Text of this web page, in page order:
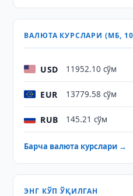
ВАЛЮТА КУРСЛАРИ (МБ,
USD 11952.10 сўм
EUR 13779.58 сўм
RUB 145.21 сўм
Барча валюта курслари →
ЭНГ КЎП ЎҚИЛГАН